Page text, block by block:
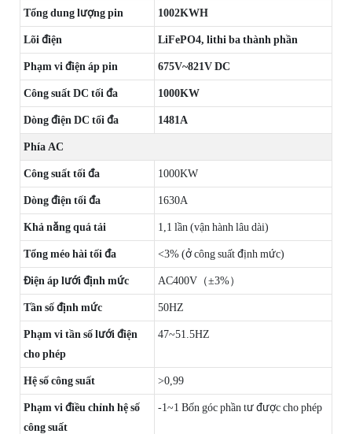
Tổng dung lượng pin 1002KWH
Lõi điện LiFePO4, lithi ba thành phần
Phạm vi điện áp pin 675V~821V DC
Công suất DC tối đa 1000KW
Dòng điện DC tối đa 1481A
Phía AC
Công suất tối đa 1000KW
Dòng điện tối đa 1630A
Khả năng quá tải 1,1 lần (vận hành lâu dài)
Tổng méo hài tối đa <3% (ở công suất định mức)
Điện áp lưới định mức AC400V（±3%）
Tần số định mức 50HZ
Phạm vi tần số lưới điện
cho phép
47~51.5HZ
Hệ số công suất >0,99
Phạm vi điều chỉnh hệ số
công suất
-1~1 Bốn góc phần tư được cho phép